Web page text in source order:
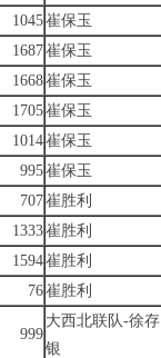
1045崔保玉
1687崔保玉
1668崔保玉
1705崔保玉
1014崔保玉
995崔保玉
707崔胜利
1333崔胜利
1594崔胜利
76崔胜利
999
大西北联队-徐存
银